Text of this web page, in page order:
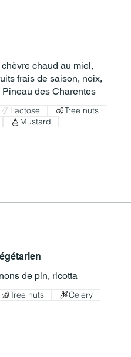
chaud au miel,
frais de saison, noix,
des Charentes
Lactose
Tree nuts
Mustard
de pin, ricotta
Tree nuts
Celery